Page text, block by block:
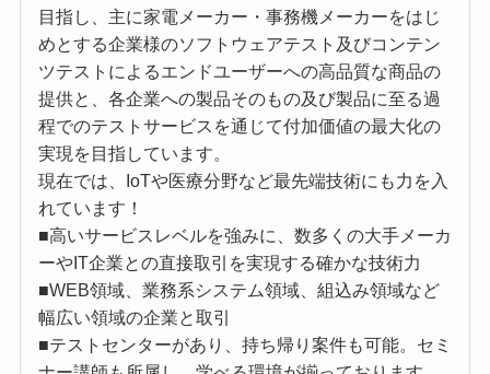
目指し、主に家電メーカー・事務機メーカーをはじ
めとする企業様のソフトウェアテスト及びコンテン
ツテストによるエンドユーザーへの高品質な商品の
提供と、各企業への製品そのもの及び製品に至る過
程でのテストサービスを通じて付加価値の最大化の
実現を目指しています。
現在では、IoTや医療分野など最先端技術にも力を入
れています！
■高いサービスレベルを強みに、数多くの大手メーカ
ーやIT企業との直接取引を実現する確かな技術力
■WEB領域、業務系システム領域、組込み領域など
幅広い領域の企業と取引
■テストセンターがあり、持ち帰り案件も可能。セミ